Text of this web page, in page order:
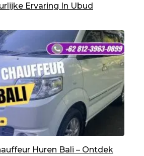
Ervaring In Ubud
Huren Bali – Ontdek